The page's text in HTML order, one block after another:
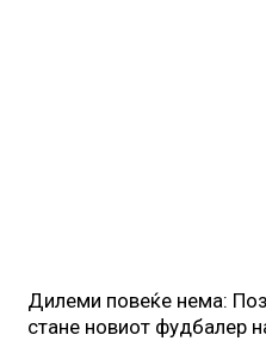
Дилеми повеќе нема:
стане новиот фудбалер